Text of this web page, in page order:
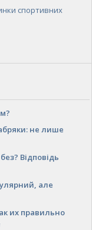
спортивних
не лише
Відповідь
але
их правильно